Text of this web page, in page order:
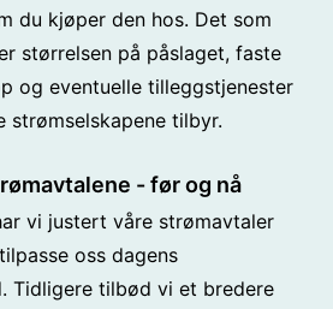
du kjøper den hos. Det som
størrelsen på påslaget, faste
og eventuelle tilleggstjenester
strømselskapene tilbyr.
- før og nå
vi justert våre strømavtaler
oss dagens
Tidligere tilbød vi et bredere